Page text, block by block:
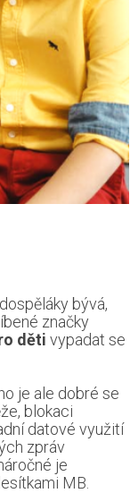
bývá,
značky
děti vypadat se
je ale dobré se
blokaci
datové využití
zpráv
je
MB.